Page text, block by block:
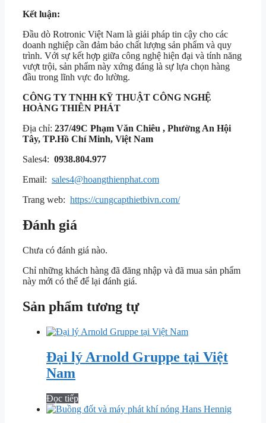
Kết luận:
Đầu dò Rotronic Việt Nam là giải pháp tin cậy cho các
doanh nghiệp cần đảm bảo chất lượng sản phẩm và quy
trình. Với sự kết hợp giữa công nghệ hiện đại và tính năng
vượt trội, sản phẩm này xứng đáng là sự lựa chọn hàng
đầu trong lĩnh vực đo lường.
CÔNG TY TNHH KỸ THUẬT CÔNG NGHỆ
HOÀNG THIÊN PHÁT
Địa chỉ: 237/49C Phạm Văn Chiêu , Phường An Hội
Tây, TP.Hồ Chí Minh, Việt Nam
Sales4: 0938.804.977
Email: sales4@hoangthienphat.com
Trang web: https://cungcapthietbivn.com/
Đánh giá
Chưa có đánh giá nào.
Chỉ những khách hàng đã đăng nhập và đã mua sản phẩm
này mới có thể để lại đánh giá.
Sản phẩm tương tự
Đại lý Arnold Gruppe tại Việt
Nam
Đọc tiếp